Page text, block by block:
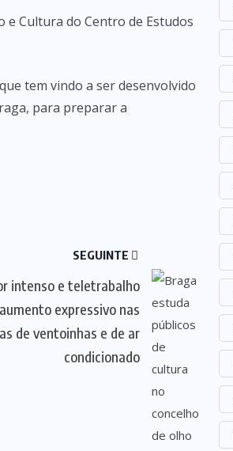
e Cultura do Centro de Estudos
tem vindo a ser desenvolvido
para preparar a
SEGUINTE
intenso e teletrabalho
expressivo nas
de ventoinhas e de ar
condicionado